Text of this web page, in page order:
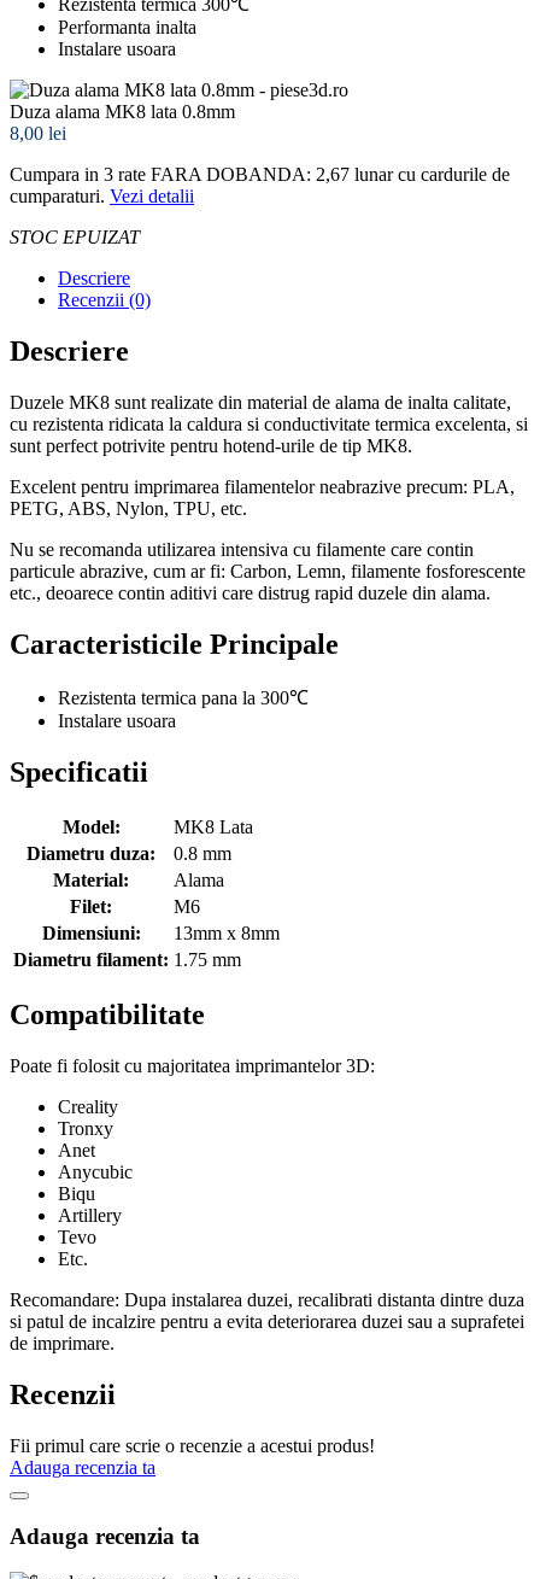
Performanta inalta
Instalare usoara
Duza alama MK8 lata 0.8mm
8,00 lei
Cumpara in 3 rate FARA DOBANDA: 2,67 lunar cu cardurile de
cumparaturi. Vezi detalii
STOC EPUIZAT
Descriere
Recenzii (0)
Descriere
Duzele MK8 sunt realizate din material de alama de inalta calitate,
cu rezistenta ridicata la caldura si conductivitate termica excelenta, si
sunt perfect potrivite pentru hotend-urile de tip MK8.
Excelent pentru imprimarea filamentelor neabrazive precum: PLA,
PETG, ABS, Nylon, TPU, etc.
Nu se recomanda utilizarea intensiva cu filamente care contin
particule abrazive, cum ar fi: Carbon, Lemn, filamente fosforescente
etc., deoarece contin aditivi care distrug rapid duzele din alama.
Caracteristicile Principale
Rezistenta termica pana la 300℃
Instalare usoara
Specificatii
Model:
MK8 Lata
Diametru duza:
0.8 mm
Material:
Alama
Filet:
M6
Dimensiuni:
13mm x 8mm
Diametru filament: 1.75 mm
Compatibilitate
Poate fi folosit cu majoritatea imprimantelor 3D:
Creality
Tronxy
Anet
Anycubic
Biqu
Artillery
Tevo
Etc.
Recomandare: Dupa instalarea duzei, recalibrati distanta dintre duza
si patul de incalzire pentru a evita deteriorarea duzei sau a suprafetei
de imprimare.
Recenzii
Fii primul care scrie o recenzie a acestui produs!
Adauga recenzia ta
Adauga recenzia ta